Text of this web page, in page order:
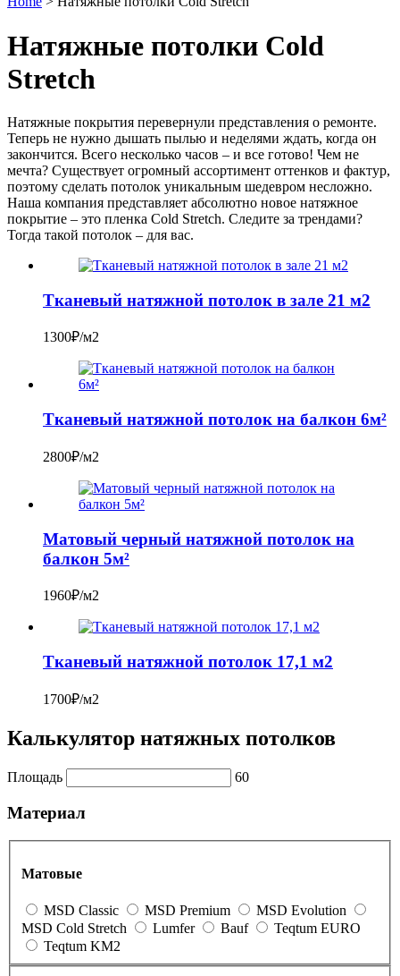
Натяжные потолки Cold
Stretch
Натяжные покрытия перевернули представления о ремонте.
Теперь не нужно дышать пылью и неделями ждать, когда он
закончится. Всего несколько часов – и все готово! Чем не
мечта? Существует огромный ассортимент оттенков и фактур,
поэтому сделать потолок уникальным шедевром несложно.
Наша компания представляет абсолютно новое натяжное
покрытие – это пленка Cold Stretch. Следите за трендами?
Тогда такой потолок – для вас.
Тканевый натяжной потолок в зале 21 м2
1300₽/м2
Тканевый натяжной потолок на балкон 6м²
2800₽/м2
Матовый черный натяжной потолок на
балкон 5м²
1960₽/м2
Тканевый натяжной потолок 17,1 м2
1700₽/м2
Калькулятор натяжных потолков
Площадь 60
Материал
Матовые
MSD Classic MSD Premium
MSD Evolution
MSD Cold Stretch
Lumfer Bauf
Teqtum EURO
Teqtum KM2